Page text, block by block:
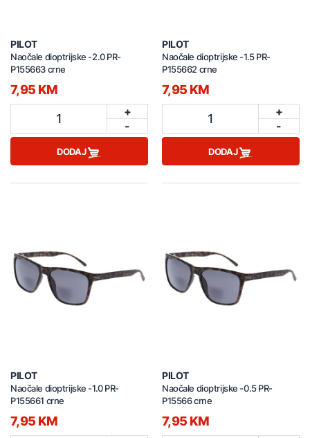
PILOT
Naočale dioptrijske -2.0 PR-
P155663 crne
7,95 KM
1
+
-
DODAJ
PILOT
Naočale dioptrijske -1.5 PR-
P155662 crne
7,95 KM
1
+
-
DODAJ
PILOT
Naočale dioptrijske -1.0 PR-
P155661 crne
7,95 KM
PILOT
Naočale dioptrijske -0.5 PR-
P15566 crne
7,95 KM